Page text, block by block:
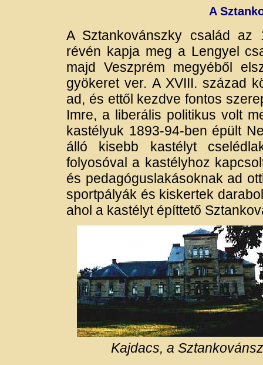
A
A Sztankovánszky család az
révén kapja meg a Lengyel
majd Veszprém megyéből
gyökeret ver. A XVIII. század
ad, és ettől kezdve fontos
Imre, a liberális politikus volt
kastélyuk 1893-94-ben épült
álló kisebb kastélyt
folyosóval a kastélyhoz
és pedagóguslakásoknak ad
sportpályák és kiskertek
ahol a kastélyt építtető
Kajdacs, a